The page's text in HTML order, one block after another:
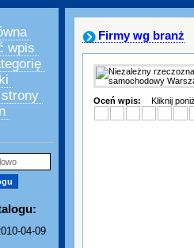
wpis
04-09
Firmy wg branż
Oceń wpis: Kliknij